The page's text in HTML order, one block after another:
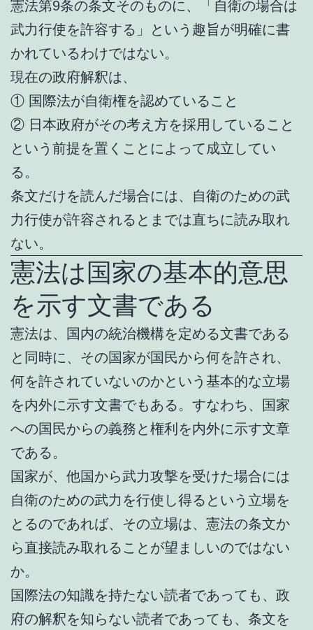
憲法第9条の条文そのものに、「自衛の場合は
武力行使を許容する」という趣旨が明確に書
かれているわけではない。
現在の政府解釈は、
① 国際法が自衛権を認めていること
② 日本政府がその考え方を採用していること
という前提を置くことによって成立してい
る。
条文だけを読んだ場合には、自衛のための武
力行使が許容されるとまでは直ちに読み取れ
ない。
憲法は国家の基本的意思
を示す文書である
憲法は、国内の統治機構を定める文書である
と同時に、その国家が国民から何を許され、
何を許されていないのかという基本的な立場
を内外に示す文書でもある。すなわち、国家
への国民からの義務と権利を内外に示す文章
である。
国家が、他国から武力攻撃を受けた場合には
自衛のための武力を行使し得るという立場を
とるのであれば、その立場は、憲法の条文か
ら直接読み取れることが望ましいのではない
か。
国際法の知識を持たない読者であっても、政
府の解釈を知らない読者であっても、条文を